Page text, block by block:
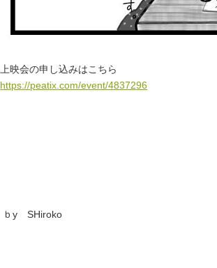
上映会の申し込みはこちら
https://peatix.com/event/4837296
ｂy SHiroko